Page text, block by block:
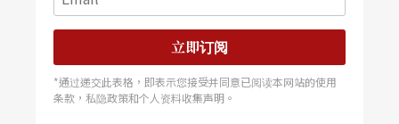
立即订阅
*通过递交此表格，即表示您接受并同意已阅读本网站的使用
条款，私隐政策和个人资料收集声明。